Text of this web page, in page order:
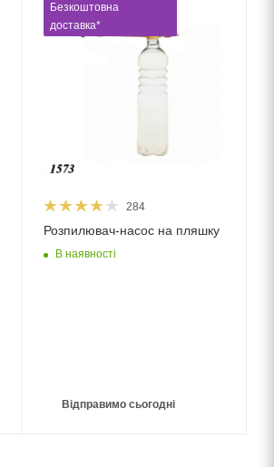
Безкоштовна
доставка*
284
Розпилювач-насос на пляшку
В наявності
Відправимо сьогодні